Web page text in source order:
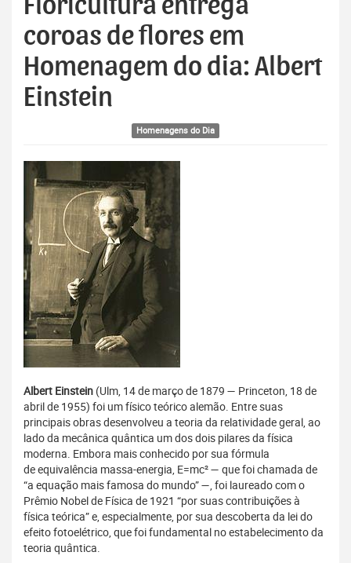
Floricultura entrega
coroas de flores em
Homenagem do dia: Albert
Einstein
Homenagens do Dia
Albert Einstein (Ulm, 14 de março de 1879 — Princeton, 18 de
abril de 1955) foi um físico teórico alemão. Entre suas
principais obras desenvolveu a teoria da relatividade geral, ao
lado da mecânica quântica um dos dois pilares da física
moderna. Embora mais conhecido por sua fórmula
de equivalência massa-energia, E=mc² — que foi chamada de
“a equação mais famosa do mundo” —, foi laureado com o
Prêmio Nobel de Física de 1921 “por suas contribuições à
física teórica” e, especialmente, por sua descoberta da lei do
efeito fotoelétrico, que foi fundamental no estabelecimento da
teoria quântica.